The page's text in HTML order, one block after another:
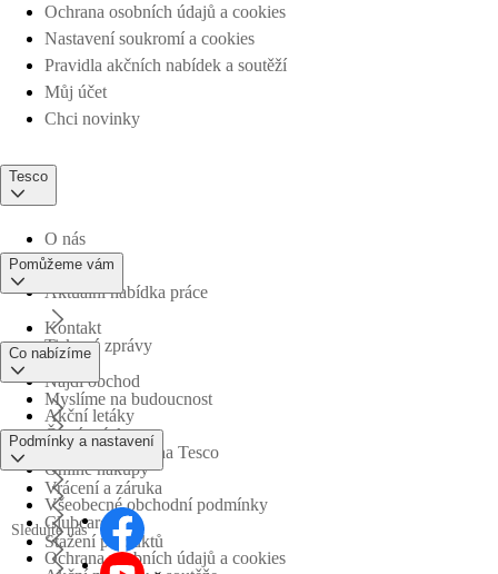
Ochrana osobních údajů a cookies
Nastavení soukromí a cookies
Pravidla akčních nabídek a soutěží
Můj účet
Chci novinky
Tesco
O nás
Aktuální nabídka práce
Tiskové zprávy
Myslíme na budoucnost
Obchodní skupina Tesco
Pomůžeme vám
Kontakt
Najdi obchod
Časté otázky
Vrácení a záruka
Stažení produktů
Co nabízíme
Akční letáky
Online nákupy
Clubcard
Podmínky a nastavení
Všeobecné obchodní podmínky
Ochrana osobních údajů a cookies
Sledujte nás